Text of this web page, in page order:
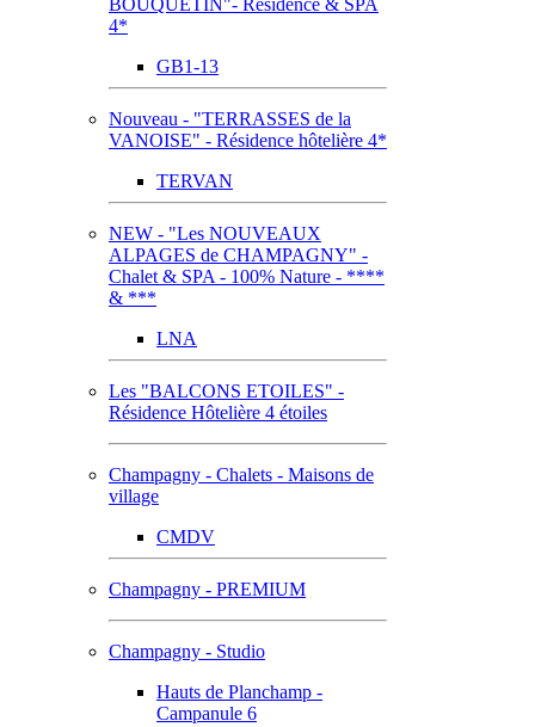
BOUQUETIN"- Résidence & SPA
4*
GB1-13
Nouveau - "TERRASSES de la
VANOISE" - Résidence hôtelière 4*
TERVAN
NEW - "Les NOUVEAUX
ALPAGES de CHAMPAGNY" -
Chalet & SPA - 100% Nature - ****
& ***
LNA
Les "BALCONS ETOILES" -
Résidence Hôtelière 4 étoiles
Champagny - Chalets - Maisons de
village
CMDV
Champagny - PREMIUM
Champagny - Studio
Hauts de Planchamp -
Campanule 6